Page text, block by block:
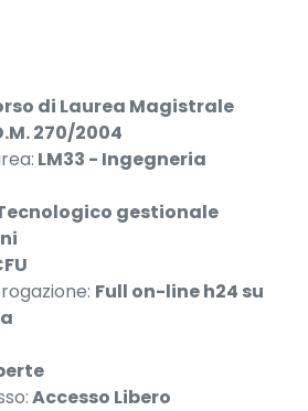
di Laurea Magistrale
270/2004
LM33 - Ingegneria
gestionale
Full on-line h24 su
Accesso Libero